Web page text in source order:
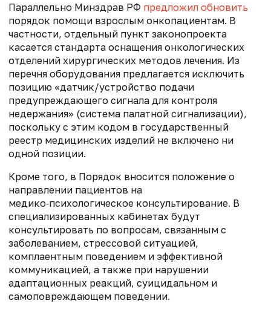
Параллельно Минздрав РФ предложил обновить
порядок помощи взрослым онкопациентам. В
частности, отдельный пункт законопроекта
касается стандарта оснащения онкологических
отделений хирургических методов лечения. Из
перечня оборудования предлагается исключить
позицию «датчик/устройство подачи
предупреждающего сигнала для контроля
недержания» (система палатной сигнализации),
поскольку с этим кодом в государственный
реестр медицинских изделий не включено ни
одной позиции.
Кроме того, в Порядок вносится положение о
направлении пациентов на
медико‑психологическое консультирование. В
специализированных кабинетах будут
консультировать по вопросам, связанным с
заболеванием, стрессовой ситуацией,
комплаентным поведением и эффективной
коммуникацией, а также при нарушении
адаптационных реакций, суицидальном и
самоповреждающем поведении.